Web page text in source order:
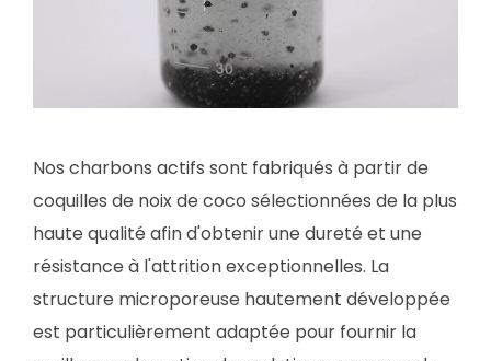
Nos charbons actifs sont fabriqués à partir de
coquilles de noix de coco sélectionnées de la plus
haute qualité afin d'obtenir une dureté et une
résistance à l'attrition exceptionnelles. La
structure microporeuse hautement développée
est particulièrement adaptée pour fournir la